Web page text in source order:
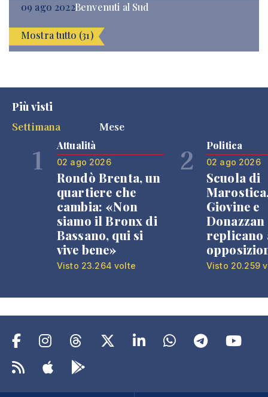
09 ago 2022Benvenuti al Sud
Mostra tutto (31)
Più visti
Settimana
Mese
1 Attualità
02 ago 2026
Rondò Brenta, un
quartiere che
cambia: «Non
siamo il Bronx di
Bassano, qui si
vive bene»
Visto 23.264 volte
2 Politica
02 ago 2026
Scuola di
Giovine e
Donazzan
replicano
Visto 20.259